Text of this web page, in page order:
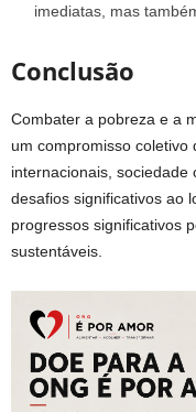
imediatas, mas
Conclusão
Combater a pobreza e a
um compromisso
internacionais, sociedade
desafios significativos ao
progressos significativos
sustentáveis.